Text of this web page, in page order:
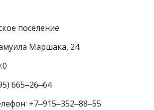
поселение
Маршака, 24
665‒26‒64
+7‒915‒352‒88‒55